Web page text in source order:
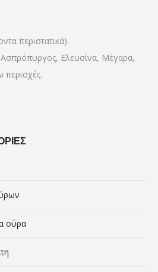
περιστατικά)
Ασπρόπυργος, Ελευσίνα, Μέγαρα,
περιοχές.
ούρα